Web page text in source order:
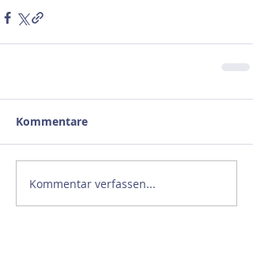
Kommentare
Kommentar verfassen...